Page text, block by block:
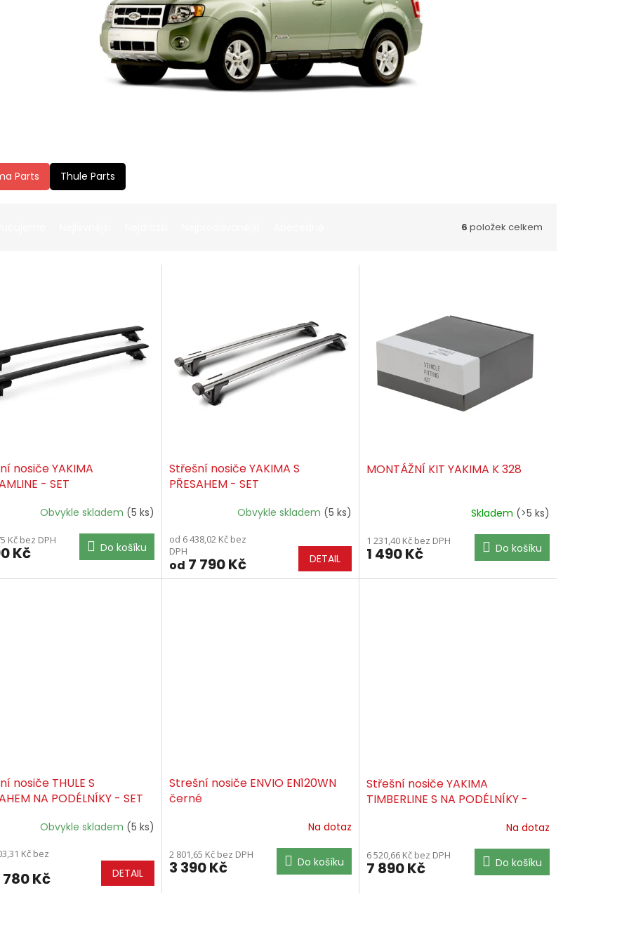
Parts Thule Parts
6 položek celkem
nosiče YAKIMA
- SET
Obvykle skladem (5 ks)
Kč bez DPH
Kč Do košíku
Střešní nosiče YAKIMA S
PŘESAHEM - SET
Obvykle skladem (5 ks)
od 6 438,02 Kč bez
DPH
od 7 790 Kč DETAIL
MONTÁŽNÍ KIT YAKIMA K 328
Skladem (>5 ks)
1 231,40 Kč bez DPH
1 490 Kč Do košíku
nosiče THULE S
NA PODÉLNÍKY - SET
Obvykle skladem (5 ks)
Kč bez
Kč DETAIL
Strešní nosiče ENVIO EN120WN
černé
Na dotaz
2 801,65 Kč bez DPH
3 390 Kč Do košíku
Střešní nosiče YAKIMA
TIMBERLINE S NA PODÉLNÍKY -
Na dotaz
6 520,66 Kč bez DPH
7 890 Kč Do košíku